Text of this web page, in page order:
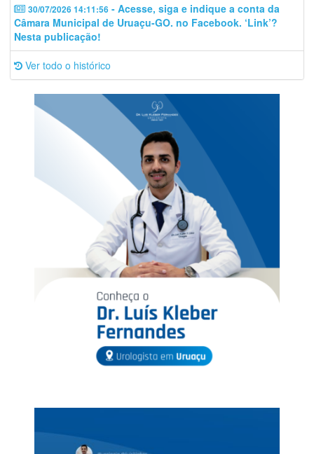
30/07/2026 14:11:56 - Acesse, siga e indique a conta da
Câmara Municipal de Uruaçu-GO. no Facebook. ‘Link’?
Nesta publicação!
Ver todo o histórico